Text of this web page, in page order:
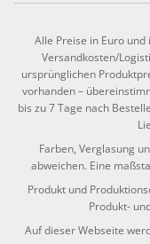
Alle Preise in Euro
Versandkosten/
ursprünglichen
vorhanden –
bis zu 7 Tage nach
Farben, Verglasung
abweichen. Eine
Produkt und
Produkt-
Auf dieser Webseite